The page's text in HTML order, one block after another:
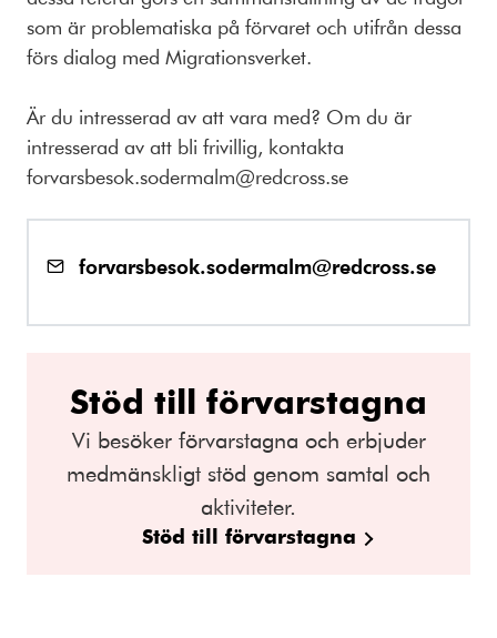
som är problematiska på förvaret och utifrån dessa
förs dialog med Migrationsverket.
Är du intresserad av att vara med? Om du är
intresserad av att bli frivillig, kontakta
forvarsbesok.sodermalm@redcross.se
forvarsbesok.sodermalm@redcross.se
Stöd till förvarstagna
Vi besöker förvarstagna och erbjuder
medmänskligt stöd genom samtal och
aktiviteter.
Stöd till förvarstagna